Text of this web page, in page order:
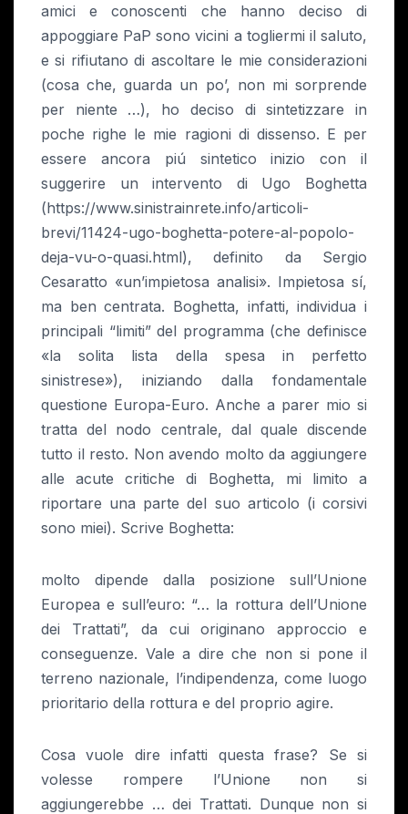
amici e conoscenti che hanno deciso di
appoggiare PaP sono vicini a togliermi il saluto,
e si rifiutano di ascoltare le mie considerazioni
(cosa che, guarda un po’, non mi sorprende
per niente …), ho deciso di sintetizzare in
poche righe le mie ragioni di dissenso. E per
essere ancora piú sintetico inizio con il
suggerire un intervento di Ugo Boghetta
(https://www.sinistrainrete.info/articoli-
brevi/11424-ugo-boghetta-potere-al-popolo-
deja-vu-o-quasi.html), definito da Sergio
Cesaratto «un’impietosa analisi». Impietosa sí,
ma ben centrata. Boghetta, infatti, individua i
principali “limiti” del programma (che definisce
«la solita lista della spesa in perfetto
sinistrese»), iniziando dalla fondamentale
questione Europa-Euro. Anche a parer mio si
tratta del nodo centrale, dal quale discende
tutto il resto. Non avendo molto da aggiungere
alle acute critiche di Boghetta, mi limito a
riportare una parte del suo articolo (i corsivi
sono miei). Scrive Boghetta:
molto dipende dalla posizione sull’Unione
Europea e sull’euro: “… la rottura dell’Unione
dei Trattati”, da cui originano approccio e
conseguenze. Vale a dire che non si pone il
terreno nazionale, l’indipendenza, come luogo
prioritario della rottura e del proprio agire.
Cosa vuole dire infatti questa frase? Se si
volesse rompere l’Unione non si
aggiungerebbe … dei Trattati. Dunque non si